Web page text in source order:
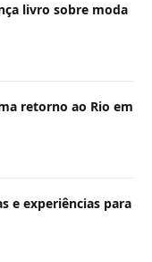
livro sobre moda
retorno ao Rio em
e experiências para